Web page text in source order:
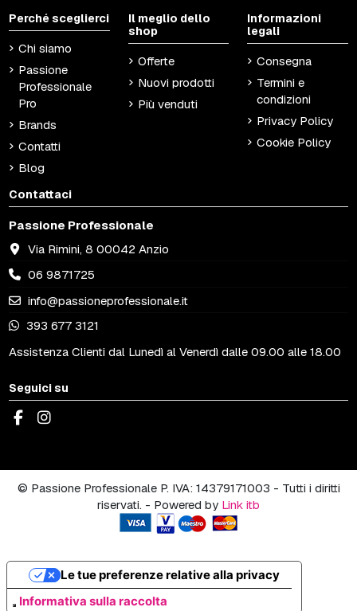
Perché sceglierci
Chi siamo
Passione
Professionale
Pro
Brands
Contatti
Blog
Il meglio dello
shop
Offerte
Nuovi prodotti
Più venduti
Informazioni
legali
Consegna
Termini e
condizioni
Privacy Policy
Cookie Policy
Contattaci
Passione Professionale
Via Rimini, 8 00042 Anzio
06 9871725
info@passioneprofessionale.it
393 677 3121
Assistenza Clienti dal Lunedì al Venerdì dalle 09.00 alle 18.00
Seguici su
© Passione Professionale P. IVA: 14379171003 - Tutti i diritti
riservati. - Powered by Link itb
Informativa sulla raccolta
Le tue preferenze relative alla privacy